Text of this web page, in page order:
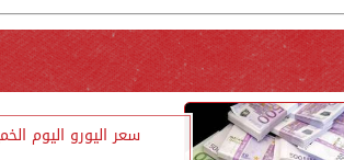
سعر اليورو اليوم